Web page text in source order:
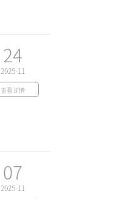
24
2025-11
查看详情
07
2025-11